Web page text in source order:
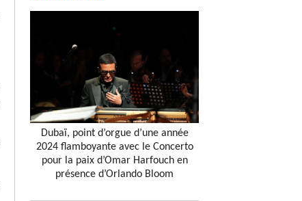
Dubaï, point d’orgue d’une année
2024 flamboyante avec le Concerto
pour la paix d’Omar Harfouch en
présence d’Orlando Bloom